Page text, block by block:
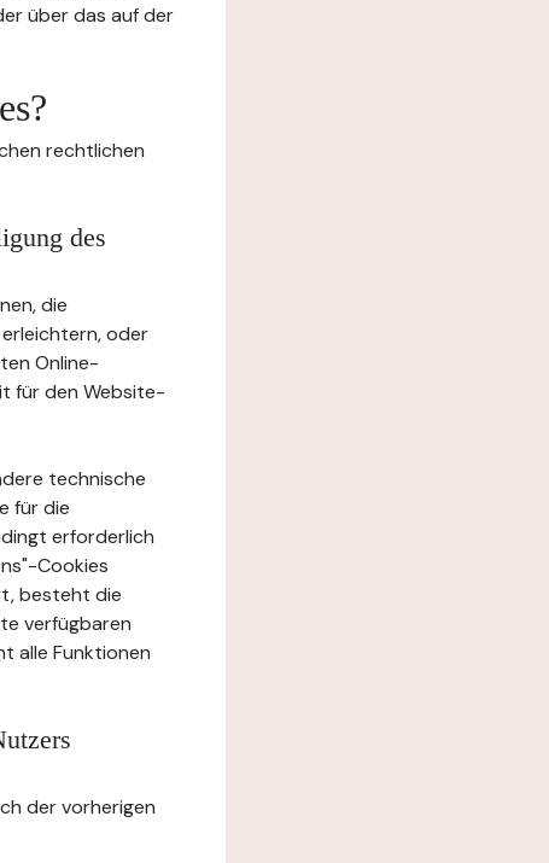
über das auf der
rechtlichen
des
die
oder
Online-
für den Website-
technische
für die
erforderlich
Cookies
besteht die
verfügbaren
alle Funktionen
der vorherigen